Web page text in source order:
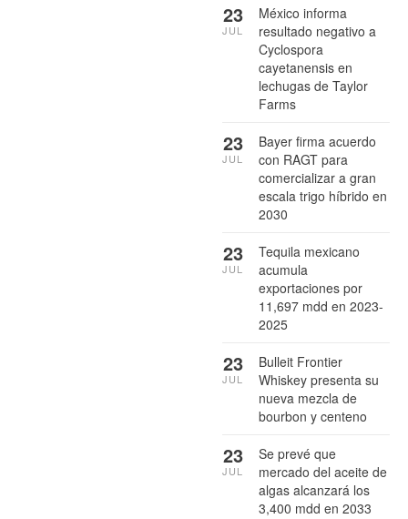
México informa
resultado negativo a
Cyclospora
cayetanensis en
lechugas de Taylor
Farms
23
JUL
Bayer firma acuerdo
con RAGT para
comercializar a gran
escala trigo híbrido en
2030
23
JUL
Tequila mexicano
acumula
exportaciones por
11,697 mdd en 2023-
2025
23
JUL
Bulleit Frontier
Whiskey presenta su
nueva mezcla de
bourbon y centeno
23
JUL
Se prevé que
mercado del aceite de
algas alcanzará los
3,400 mdd en 2033
23
JUL